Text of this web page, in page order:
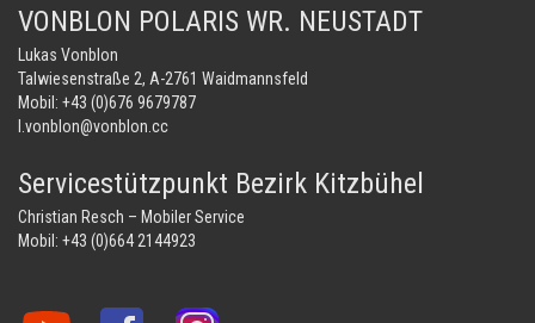
VONBLON POLARIS WR. NEUSTADT
Lukas Vonblon
Talwiesenstraße 2, A-2761 Waidmannsfeld
Mobil: +43 (0)676 9679787
l.vonblon@vonblon.cc
Servicestützpunkt Bezirk Kitzbühel
Christian Resch – Mobiler Service
Mobil: +43 (0)664 2144923
Vonblon Vonblon Vonblon